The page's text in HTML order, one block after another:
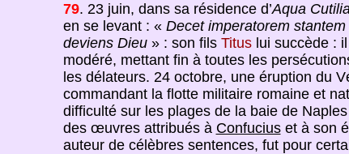
79. 23 juin, dans sa résidence d’Aqua
en se levant : « Decet imperatorem stantem
deviens Dieu» : son fils Tituslui succède : il
modéré, mettant fin à toutes les
les délateurs. 24 octobre, une éruption du
commandant la flotte militaire romaine et
difficulté sur les plages de la baie de
des œuvres attribués à Confuciuset à son
auteur de célèbres sentences, fut pour